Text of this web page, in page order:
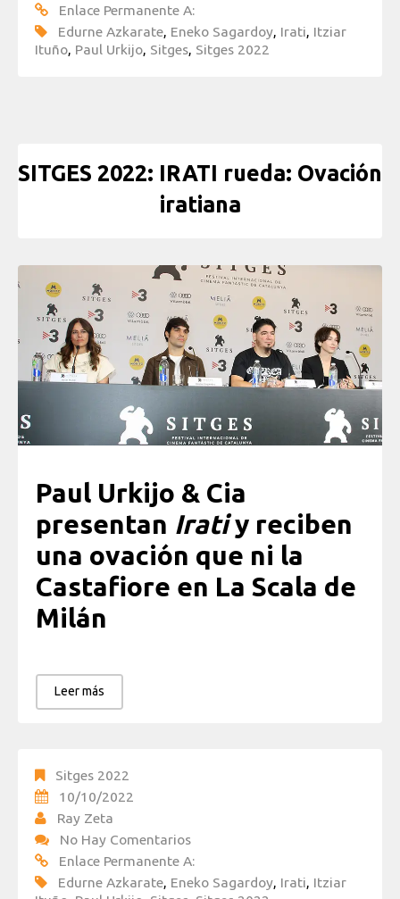
Enlace Permanente A:
Edurne Azkarate, Eneko Sagardoy, Irati, Itziar
Ituño, Paul Urkijo, Sitges, Sitges 2022
SITGES 2022: IRATI rueda: Ovación
iratiana
Paul Urkijo & Cia
presentan Iratiy reciben
una ovación que ni la
Castafiore en La Scala de
Milán
Leer más
Sitges 2022
10/10/2022
Ray Zeta
No Hay Comentarios
Enlace Permanente A:
Edurne Azkarate, Eneko Sagardoy, Irati, Itziar